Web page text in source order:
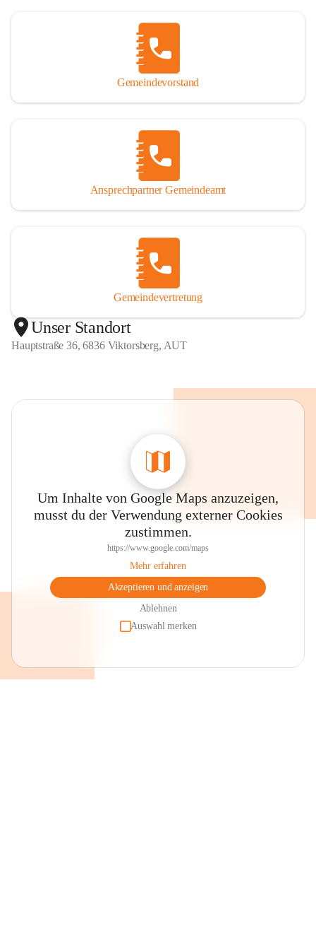
Gemeindevorstand
Ansprechpartner Gemeindeamt
Gemeindevertretung
Unser Standort
Hauptstraße 36, 6836 Viktorsberg, AUT
Um Inhalte von Google Maps anzuzeigen,
musst du der Verwendung externer Cookies
zustimmen.
https://www.google.com/maps
Mehr erfahren
Akzeptieren und anzeigen
Ablehnen
Auswahl merken